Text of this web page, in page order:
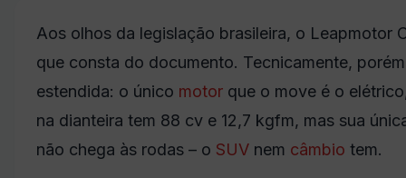
Aos olhos da legislação brasileira, o Leapmotor
que consta do documento. Tecnicamente,
estendida: o único motor que o move é o
na dianteira tem 88 cv e 12,7 kgfm, mas sua
não chega às rodas – o SUV nem câmbio tem.